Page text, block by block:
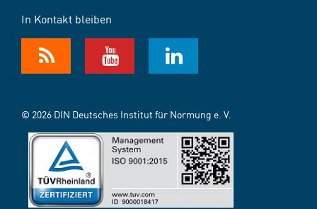
In Kontakt bleiben
© 2026 DIN Deutsches Institut für Normung e. V.